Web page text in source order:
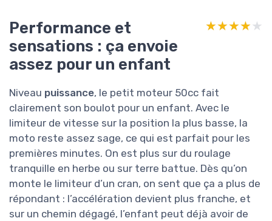
Performance et
sensations : ça envoie
assez pour un enfant
★★★★★
★★★★★
Niveau puissance, le petit moteur 50cc fait
clairement son boulot pour un enfant. Avec le
limiteur de vitesse sur la position la plus basse, la
moto reste assez sage, ce qui est parfait pour les
premières minutes. On est plus sur du roulage
tranquille en herbe ou sur terre battue. Dès qu’on
monte le limiteur d’un cran, on sent que ça a plus de
répondant : l’accélération devient plus franche, et
sur un chemin dégagé, l’enfant peut déjà avoir de